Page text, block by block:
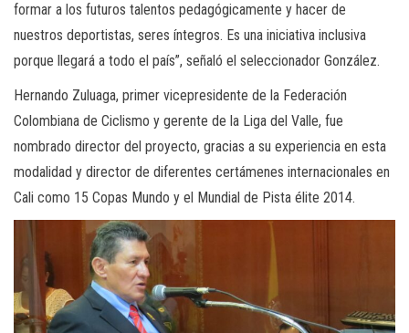
formar a los futuros talentos pedagógicamente y hacer de
nuestros deportistas, seres íntegros. Es una iniciativa inclusiva
porque llegará a todo el país”, señaló el seleccionador González.
Hernando Zuluaga, primer vicepresidente de la Federación
Colombiana de Ciclismo y gerente de la Liga del Valle, fue
nombrado director del proyecto, gracias a su experiencia en esta
modalidad y director de diferentes certámenes internacionales en
Cali como 15 Copas Mundo y el Mundial de Pista élite 2014.